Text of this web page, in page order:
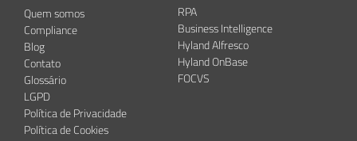
Quem somos
Compliance
Blog
Contato
Glossário
LGPD
Política de Privacidade
Política de Cookies
RPA
Business Intelligence
Hyland Alfresco
Hyland OnBase
FOCVS